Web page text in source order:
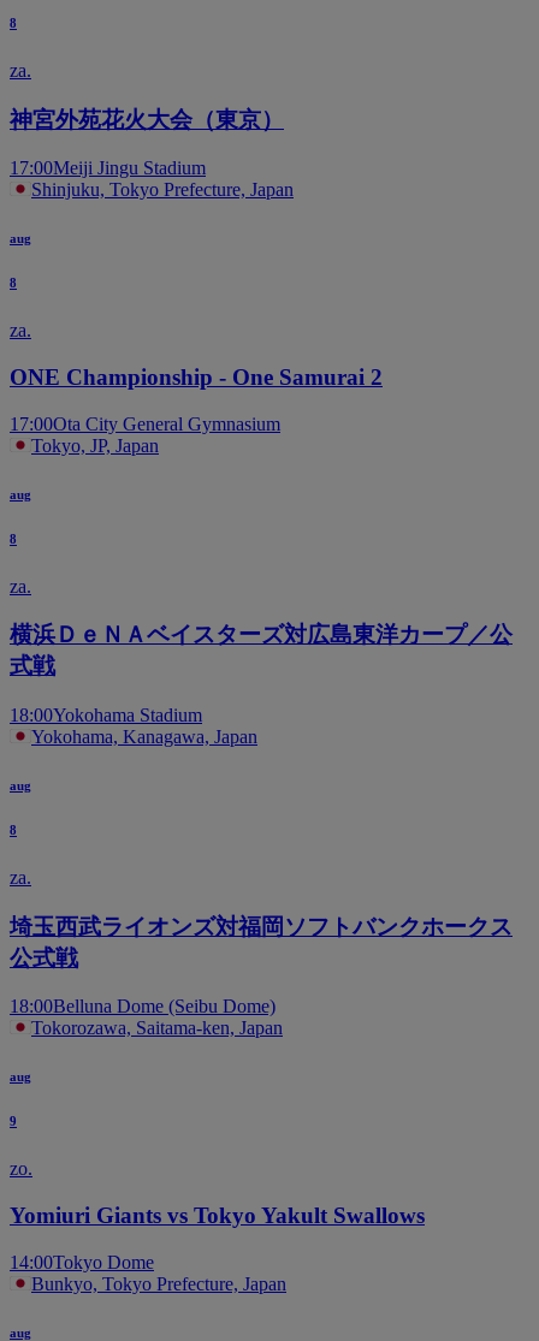
8
za.
神宮外苑花火大会（東京）
17:00Meiji Jingu Stadium
Shinjuku, Tokyo Prefecture, Japan
aug
8
za.
ONE Championship - One Samurai 2
17:00Ota City General Gymnasium
Tokyo, JP, Japan
aug
8
za.
横浜ＤｅＮＡベイスターズ対広島東洋カープ／公
式戦
18:00Yokohama Stadium
Yokohama, Kanagawa, Japan
aug
8
za.
埼玉西武ライオンズ対福岡ソフトバンクホークス
公式戦
18:00Belluna Dome (Seibu Dome)
Tokorozawa, Saitama-ken, Japan
aug
9
zo.
Yomiuri Giants vs Tokyo Yakult Swallows
14:00Tokyo Dome
Bunkyo, Tokyo Prefecture, Japan
aug